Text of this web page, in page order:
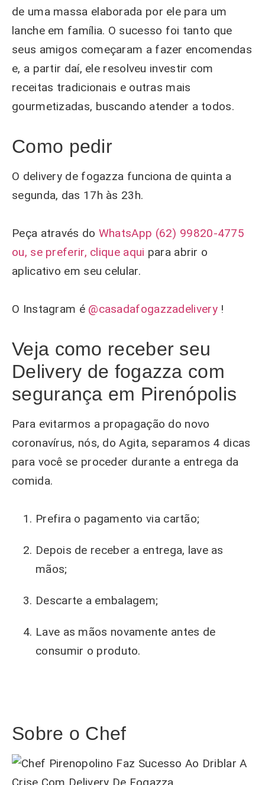
de uma massa elaborada por ele para um
lanche em família. O sucesso foi tanto que
seus amigos começaram a fazer encomendas
e, a partir daí, ele resolveu investir com
receitas tradicionais e outras mais
gourmetizadas, buscando atender a todos.
Como pedir
O delivery de fogazza funciona de quinta a
segunda, das 17h às 23h.
Peça através do WhatsApp (62) 99820-4775
ou, se preferir, clique aqui para abrir o
aplicativo em seu celular.
O Instagram é @casadafogazzadelivery!
Veja como receber seu
Delivery de fogazza com
segurança em Pirenópolis
Para evitarmos a propagação do novo
coronavírus, nós, do Agita, separamos 4 dicas
para você se proceder durante a entrega da
comida.
Prefira o pagamento via cartão;
Depois de receber a entrega, lave as
mãos;
Descarte a embalagem;
Lave as mãos novamente antes de
consumir o produto.
Sobre o Chef